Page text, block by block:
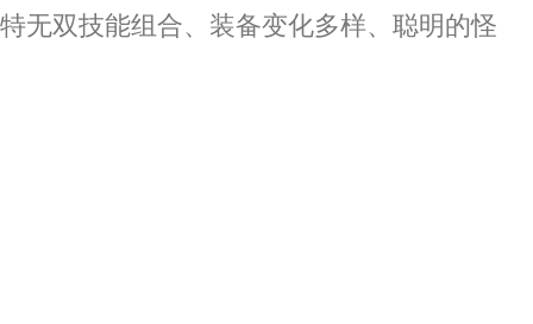
无双技能组合、装备变化多样、聪明的怪